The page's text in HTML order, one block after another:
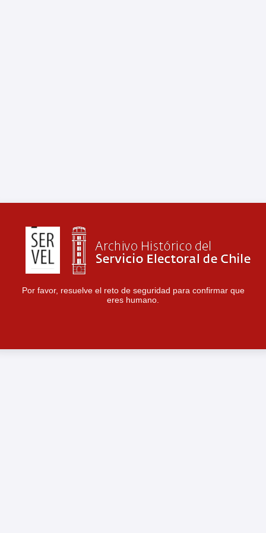
Por favor, resuelve el reto de seguridad para confirmar que
eres humano.